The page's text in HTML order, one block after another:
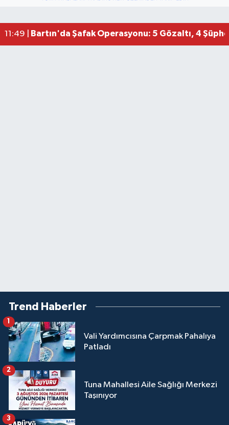
11:49 | Bartın'da Şafak Operasyonu: 5 Gözaltı, 4
Trend Haberler
Vali Yardımcısına Çarpmak Pahalıya
Patladı
1
Tuna Mahallesi Aile Sağlığı Merkezi
Taşınıyor
2
3